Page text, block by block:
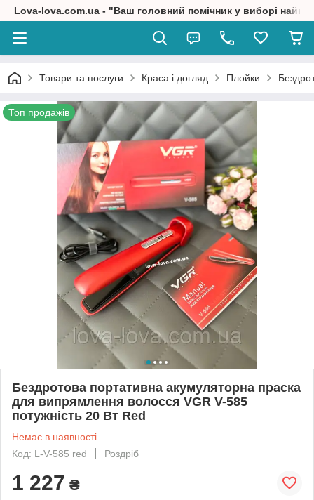
Lova-lova.com.ua - "Ваш головний помічник у виборі
Товари та послуги Краса і догляд Плойки
Топ продажів
Бездротова портативна акумуляторна праска
для випрямлення волосся VGR V-585
потужність 20 Вт Red
Немає в наявності
Код: L-V-585 red
Роздріб
1 227 ₴